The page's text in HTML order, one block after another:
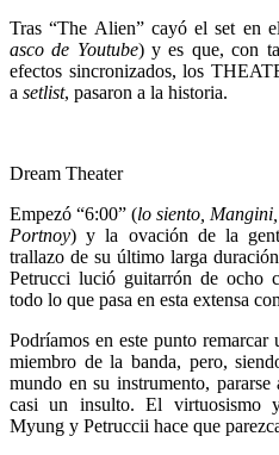
Tras “The Alien” cayó el set en
asco de Youtube) y es que, con
efectos sincronizados, los
a setlist, pasaron a la historia.
Dream Theater
Empezó “6:00” (lo siento,
Portnoy) y la ovación de la
trallazo de su último larga
Petrucci lució guitarrón de ocho
todo lo que pasa en esta extensa
Podríamos en este punto remarcar
miembro de la banda, pero,
mundo en su instrumento,
casi un insulto. El virtuosismo
Myung y Petruccii hace que